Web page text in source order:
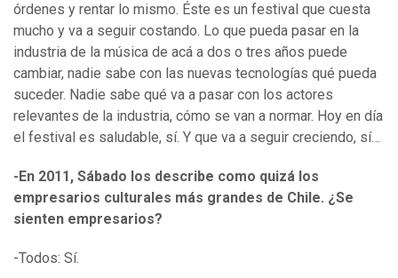
órdenes y rentar lo mismo. Éste es un festival que cuesta
mucho y va a seguir costando. Lo que pueda pasar en la
industria de la música de acá a dos o tres años puede
cambiar, nadie sabe con las nuevas tecnologías qué pueda
suceder. Nadie sabe qué va a pasar con los actores
relevantes de la industria, cómo se van a normar. Hoy en día
el festival es saludable, sí. Y que va a seguir creciendo, sí…
-En 2011, Sábado los describe como quizá los
empresarios culturales más grandes de Chile. ¿Se
sienten empresarios?
-Todos: Sí.